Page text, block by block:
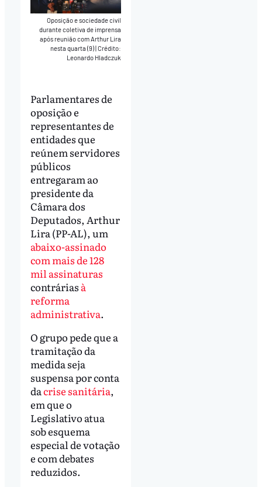
Oposição e sociedade civil
durante coletiva de imprensa
após reunião com Arthur Lira
nesta quarta (9)|Crédito:
Leonardo Hladczuk
Parlamentares de
oposição e
representantes de
entidades que
reúnem servidores
públicos
entregaram ao
presidente da
Câmara dos
Deputados, Arthur
Lira (PP-AL), um
abaixo-assinado
com mais de 128
mil assinaturas
contrárias à
reforma
administrativa.
O grupo pede que a
tramitação da
medida seja
suspensa por conta
dacrise sanitária,
em que o
Legislativo atua
sob esquema
especial de votação
e com debates
reduzidos.